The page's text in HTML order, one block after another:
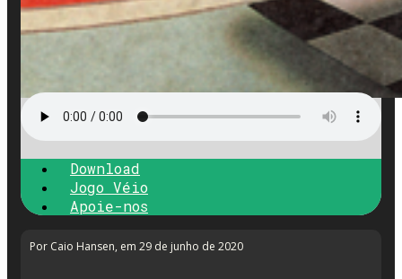
Download
Jogo Véio
Apoie-nos
Por Caio Hansen, em 29 de junho de 2020